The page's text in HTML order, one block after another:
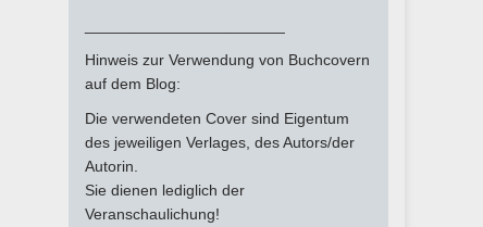
Hinweis zur Verwendung von Buchcovern
auf dem Blog:
Die verwendeten Cover sind Eigentum
des jeweiligen Verlages, des Autors/der
Autorin.
Sie dienen lediglich der
Veranschaulichung!